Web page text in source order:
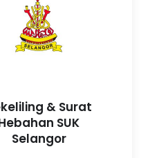
& Surat
SUK
Selangor